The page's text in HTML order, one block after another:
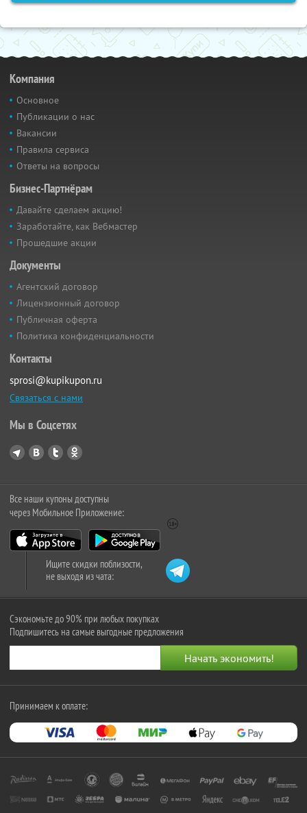
Компания
Основное
Публикации о нас
Вакансии
Правила сервиса
Ответы на вопросы
Бизнес-Партнёрам
Давайте сделаем акцию!
Заработайте, как Вебмастер
Прошедшие акции
Документы
Агентский договор
Лицензионный договор
Публичная оферта
Политика конфиденциальности
Контакты
sprosi@kupikupon.ru
Связаться с нами
Мы в Соцсетях
Все наши купоны доступны
через Мобильное Приложение:
Ищите скидки поблизости,
не выходя из чата:
Сэкономьте до 90% при любых покупках
Подпишитесь на самые выгодные предложения
Принимаем к оплате: